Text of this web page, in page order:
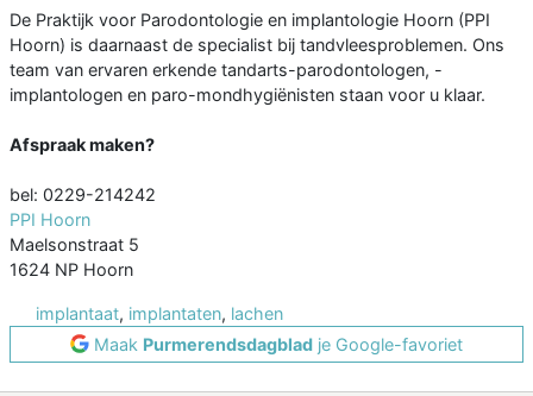
De Praktijk voor Parodontologie en implantologie Hoorn (PPI
Hoorn) is daarnaast de specialist bij tandvleesproblemen. Ons
team van ervaren erkende tandarts-parodontologen, -
implantologen en paro-mondhygiënisten staan voor u klaar.
Afspraak maken?
bel: 0229-214242
PPI Hoorn
Maelsonstraat 5
1624 NP Hoorn
implantaat, implantaten, lachen
Maak Purmerendsdagblad je Google-favoriet